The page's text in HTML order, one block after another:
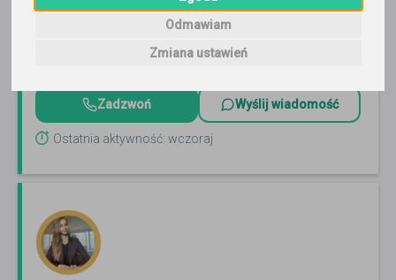
Odmawiam
Zmiana ustawień
Online, Poznań i 8 innych
zł
Zadzwoń Wyślij wiadomość
Ostatnia aktywność: wczoraj